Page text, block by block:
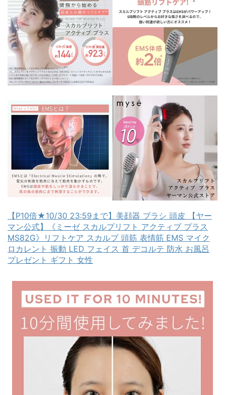
【P10倍★10/30 23:59まで】美顔器 ブラシ 頭皮 【ヤー
マン公式】《ミーゼ スカルプリフト アクティブ プラス
MS82G》リフトケア スカルプ 頭筋 表情筋 EMS マイク
ロカレント 振動 LED フェイス 首 デコルテ 防水 お風呂
プレゼント ギフト 女性